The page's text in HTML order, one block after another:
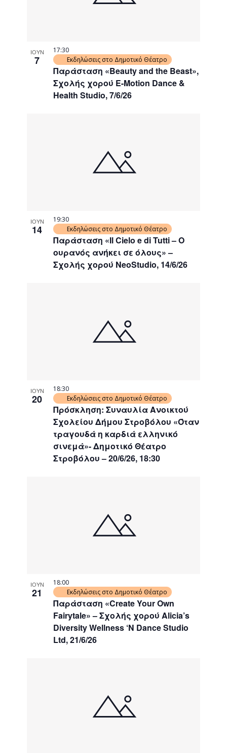
ΙΟΥΝ
7
Παράσταση «Beauty and the Beast»,
Σχολής χορού E-Motion Dance &
Health Studio, 7/6/26
17:30
Εκδηλώσεις στο Δημοτικό Θέατρο
ΙΟΥΝ
14
Παράσταση «Il Cielo e di Tutti – Ο
ουρανός ανήκει σε όλους» –
Σχολής χορού NeoStudio, 14/6/26
19:30
Εκδηλώσεις στο Δημοτικό Θέατρο
ΙΟΥΝ
20
Πρόσκληση: Συναυλία Ανοικτού
Σχολείου Δήμου Στροβόλου «Όταν
τραγουδά η καρδιά ελληνικό
σινεμά»- Δημοτικό Θέατρο
Στροβόλου – 20/6/26, 18:30
18:30
Εκδηλώσεις στο Δημοτικό Θέατρο
ΙΟΥΝ
21
Παράσταση «Create Your Own
Fairytale» – Σχολής χορού Alicia’s
Diversity Wellness ‘N Dance Studio
Ltd, 21/6/26
18:00
Εκδηλώσεις στο Δημοτικό Θέατρο